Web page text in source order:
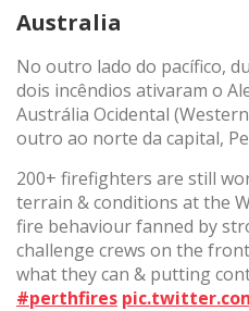
Australia
No outro lado do pacífico,
dois incêndios ativaram o
Austrália Ocidental
outro ao norte da capital,
200+ firefighters are still
terrain & conditions at the
fire behaviour fanned by
challenge crews on the
what they can & putting
#perthfires